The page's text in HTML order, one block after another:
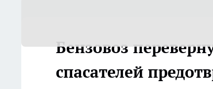
Бензовоз
спасателей